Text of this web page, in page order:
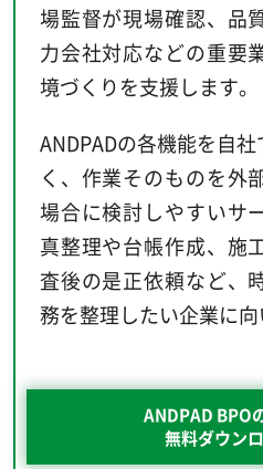
場監督が現場確認、品
力会社対応などの重要
境づくりを支援します。
ANDPADの各機能を自
く、作業そのものを外
場合に検討しやすいサ
真整理や台帳作成、施
査後の是正依頼など、
務を整理したい企業に向
ANDPAD BPO
無料ダウン